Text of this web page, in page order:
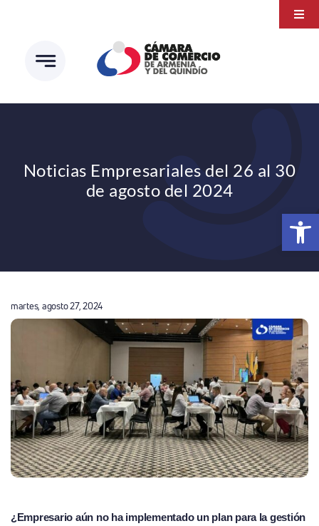
Abrir
contenido
Noticias Empresariales del 26 al 30
de agosto del 2024
martes, agosto 27, 2024
¿Empresario aún no ha implementado un plan para la gestión